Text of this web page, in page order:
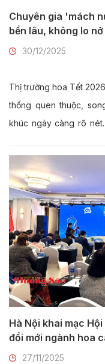
Chuyên gia 'mách
bền lâu, không lo nở
30/12/2025
Thị trường hoa Tết
thống quen thuộc,
khúc ngày càng rõ
Hà Nội khai mạc
đổi mới ngành hoa
27/11/2025